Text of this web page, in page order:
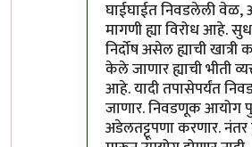
घाईघाईत निवडलेली वेळ,
मागणी ह्या विरोध आहे.
निर्दोष असेल ह्याची
केले जाणार ह्याची भीती
आहे. यादी तपासेपर्यंत
जाणार. निवडणूक आयोग
अडेलतट्टूपणा करणार. नंतर